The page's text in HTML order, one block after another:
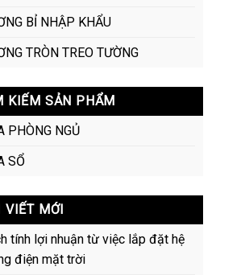
BỈ NHẬP KHẨU
TRÒN TREO TƯỜNG
KIẾM SẢN PHẨM
PHÒNG NGỦ
SỔ
VIẾT MỚI
tính lợi nhuận từ việc lắp đặt hệ
điện mặt trời